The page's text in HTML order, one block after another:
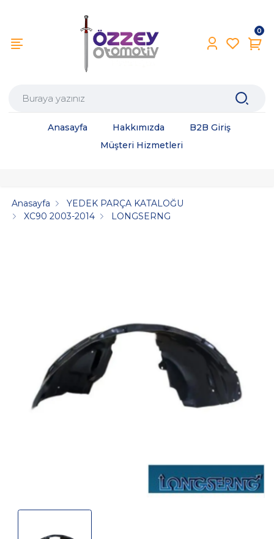
0
Anasayfa Hakkımızda
B2B Giriş
Müşteri Hizmetleri
Anasayfa
YEDEK PARÇA KATALOĞU
XC90 2003-2014
LONGSERNG